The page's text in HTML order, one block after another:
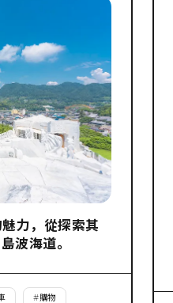
魅力，從探索其
波海道。
#購物